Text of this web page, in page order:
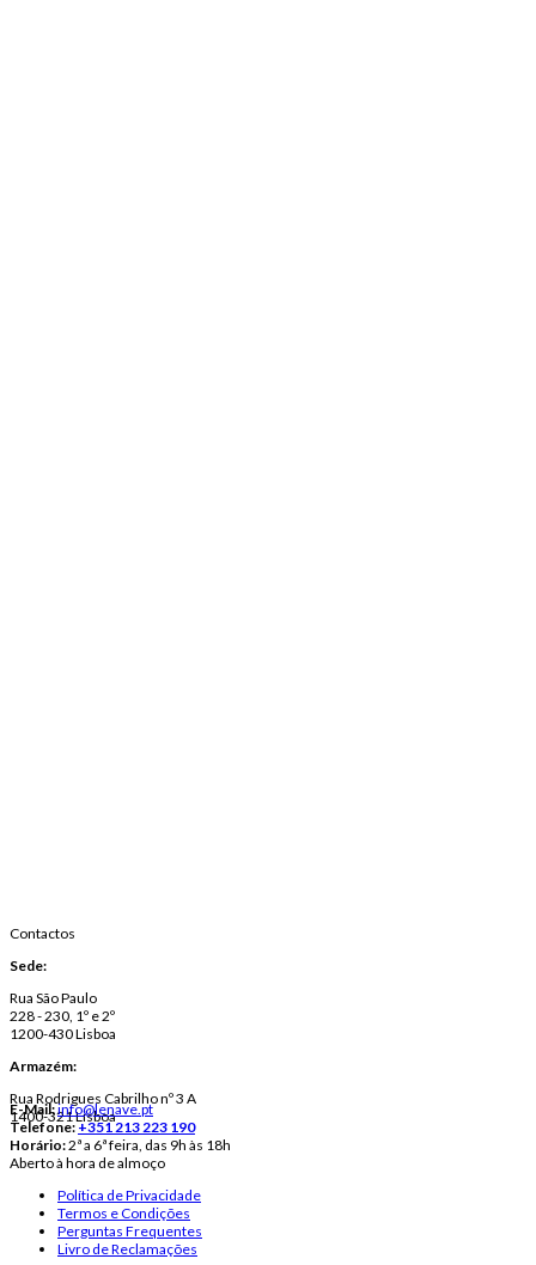
Contactos
Sede:
Rua São Paulo
228 - 230, 1º e 2º
1200-430 Lisboa
Armazém:
Rua Rodrigues Cabrilho nº 3 A
1400-321 Lisboa
E-Mail:info@lenave.pt
Telefone:+351 213 223 190
Horário:2ª a 6ª feira, das 9h às 18h
Aberto à hora de almoço
Política de Privacidade
Termos e Condições
Perguntas Frequentes
Livro de Reclamações